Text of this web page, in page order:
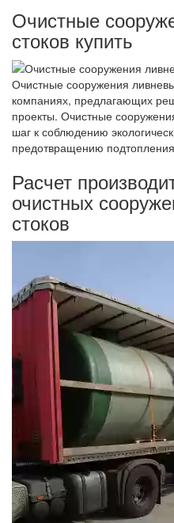
Очистные
стоков купить
Очистные сооружения
компаниях, предлагающих
проекты. Очистные
шаг к соблюдению
предотвращению
Расчет
очистных
стоков